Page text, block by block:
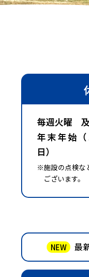
毎週火曜
年末年始
日）
※施設の点検な
ございます。
NEW 最